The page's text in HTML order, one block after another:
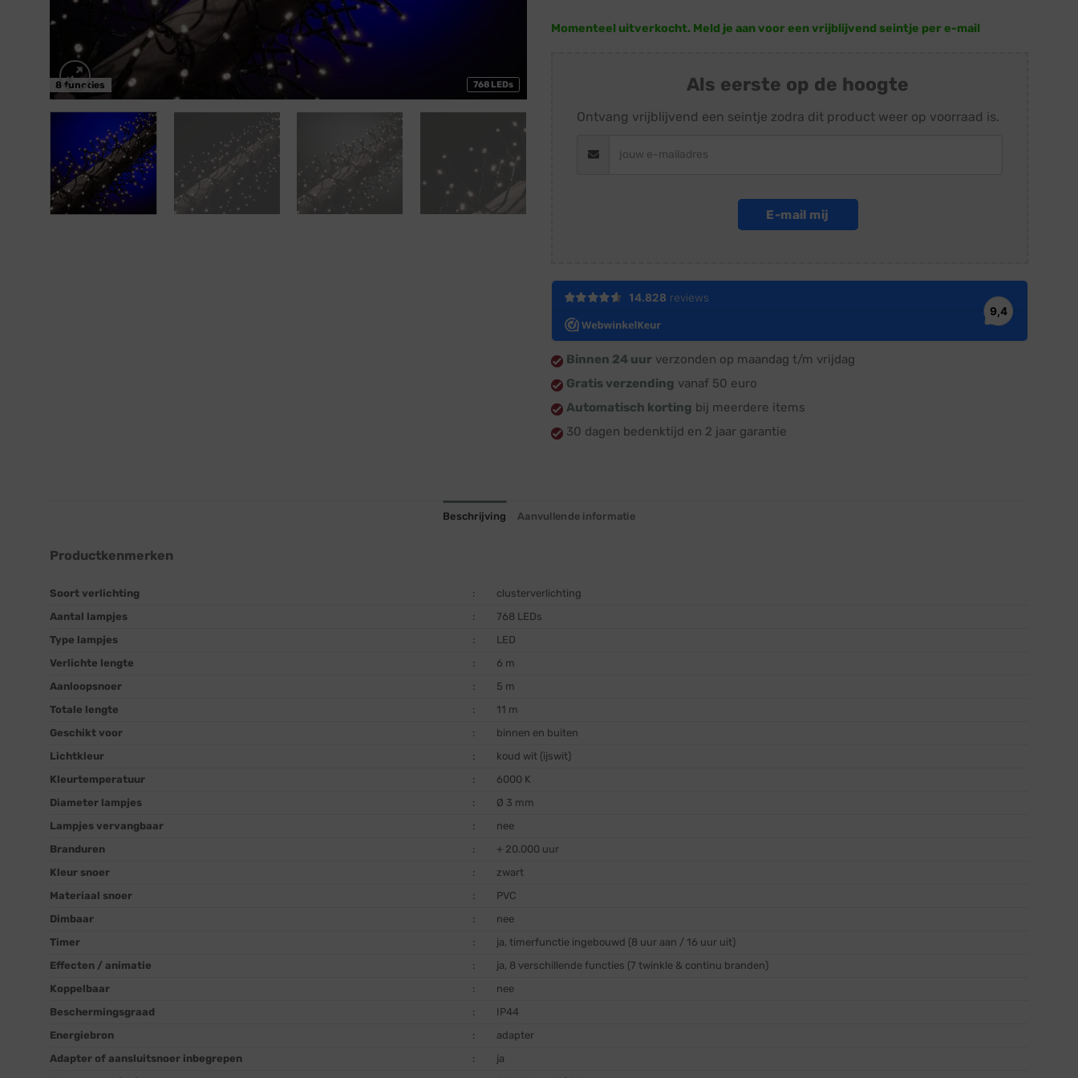
768 LEDs
8 functies
Momenteel uitverkocht. Meld je aan voor een vrijblijvend seintje per e-mail
Als eerste op de hoogte
Ontvang vrijblijvend een seintje zodra dit product weer op voorraad is.
E-mail mij
Binnen 24 uur verzonden op maandag t/m vrijdag
Gratis verzending vanaf 50 euro
Automatisch korting bij meerdere items
30 dagen bedenktijd en 2 jaar garantie
Beschrijving Aanvullende informatie
Productkenmerken
Soort verlichting :
clusterverlichting
Aantal lampjes
:
768 LEDs
Type lampjes
:
LED
Verlichte lengte
:
6 m
Aanloopsnoer
:
5 m
Totale lengte
:
11 m
Geschikt voor
:
binnen en buiten
Lichtkleur
:
koud wit (ijswit)
Kleurtemperatuur
:
6000 K
Diameter lampjes
:
Ø 3 mm
Lampjes vervangbaar
:
nee
Branduren
:
+ 20.000 uur
Kleur snoer
:
zwart
Materiaal snoer
:
PVC
Dimbaar
:
nee
Timer
:
ja, timerfunctie ingebouwd (8 uur aan / 16 uur uit)
Effecten / animatie
:
ja, 8 verschillende functies (7 twinkle & continu branden)
Koppelbaar
:
nee
Beschermingsgraad
:
IP44
Energiebron
:
adapter
Adapter of aansluitsnoer inbegrepen
:
ja